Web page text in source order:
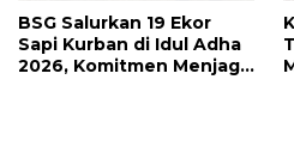
BSG Salurkan 19 Ekor
Sapi Kurban di Idul Adha
2026, Komitmen Menjaga